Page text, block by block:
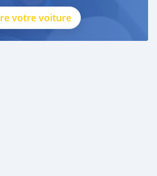
votre voiture